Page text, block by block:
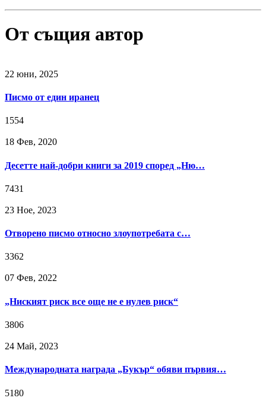
От същия автор
22 юни, 2025
Писмо от един иранец
1554
18 Фев, 2020
Десетте най-добри книги за 2019 според „Ню…
7431
23 Ное, 2023
Отворено писмо относно злоупотребата с…
3362
07 Фев, 2022
„Ниският риск все още не е нулев риск“
3806
24 Май, 2023
Международната награда „Букър“ обяви първия…
5180